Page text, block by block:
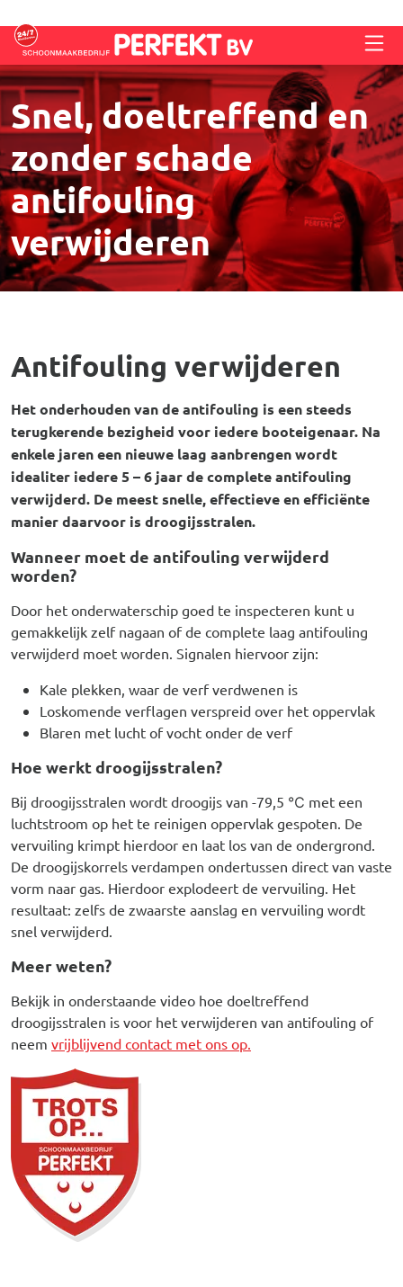
Snel, doeltreffend en
zonder schade
antifouling
verwijderen
Antifouling verwijderen
Het onderhouden van de antifouling is een steeds
terugkerende bezigheid voor iedere booteigenaar. Na
enkele jaren een nieuwe laag aanbrengen wordt
idealiter iedere 5 – 6 jaar de complete antifouling
verwijderd. De meest snelle, effectieve en efficiënte
manier daarvoor is droogijsstralen.
Wanneer moet de antifouling verwijderd
worden?
Door het onderwaterschip goed te inspecteren kunt u
gemakkelijk zelf nagaan of de complete laag antifouling
verwijderd moet worden. Signalen hiervoor zijn:
Kale plekken, waar de verf verdwenen is
Loskomende verflagen verspreid over het oppervlak
Blaren met lucht of vocht onder de verf
Hoe werkt droogijsstralen?
Bij droogijsstralen wordt droogijs van -79,5 ℃ met een
luchtstroom op het te reinigen oppervlak gespoten. De
vervuiling krimpt hierdoor en laat los van de ondergrond.
De droogijskorrels verdampen ondertussen direct van vaste
vorm naar gas. Hierdoor explodeert de vervuiling. Het
resultaat: zelfs de zwaarste aanslag en vervuiling wordt
snel verwijderd.
Meer weten?
Bekijk in onderstaande video hoe doeltreffend
droogijsstralen is voor het verwijderen van antifouling of
neem vrijblijvend contact met ons op.
Afbeelding